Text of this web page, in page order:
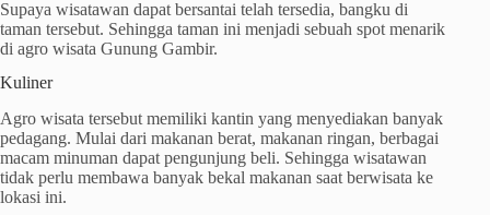
Supaya wisatawan dapat bersantai telah tersedia, bangku di
taman tersebut. Sehingga taman ini menjadi sebuah spot menarik
di agro wisata Gunung Gambir.
Kuliner
Agro wisata tersebut memiliki kantin yang menyediakan banyak
pedagang. Mulai dari makanan berat, makanan ringan, berbagai
macam minuman dapat pengunjung beli. Sehingga wisatawan
tidak perlu membawa banyak bekal makanan saat berwisata ke
lokasi ini.